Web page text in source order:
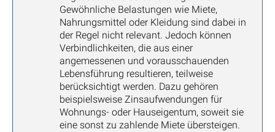
Gewöhnliche Belastungen wie Miete,
Nahrungsmittel oder Kleidung sind dabei in
der Regel nicht relevant. Jedoch können
Verbindlichkeiten, die aus einer
angemessenen und vorausschauenden
Lebensführung resultieren, teilweise
berücksichtigt werden. Dazu gehören
beispielsweise Zinsaufwendungen für
Wohnungs- oder Hauseigentum, soweit sie
eine sonst zu zahlende Miete übersteigen.